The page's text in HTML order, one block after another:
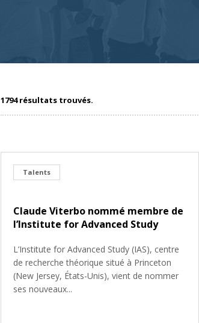
1794 résultats trouvés.
Talents
Claude Viterbo nommé membre de
l’Institute for Advanced Study
L’Institute for Advanced Study (IAS), centre
de recherche théorique situé à Princeton
(New Jersey, États-Unis), vient de nommer
ses nouveaux...